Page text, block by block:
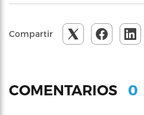
Compartir
COMENTARIOS 0